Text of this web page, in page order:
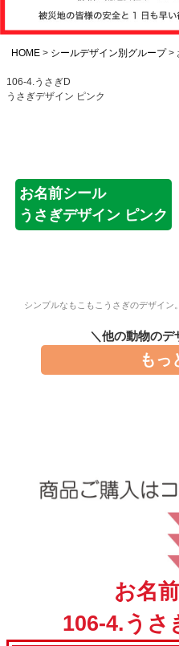
HOME シールデザイン別グループ
106-4.うさぎD
うさぎデザイン ピンク
お名前シール
うさぎデザイン ピンク
シンプルなもこもこうさぎのデザイン
＼他の動物のデ
もっ
お名
106-4.うさ